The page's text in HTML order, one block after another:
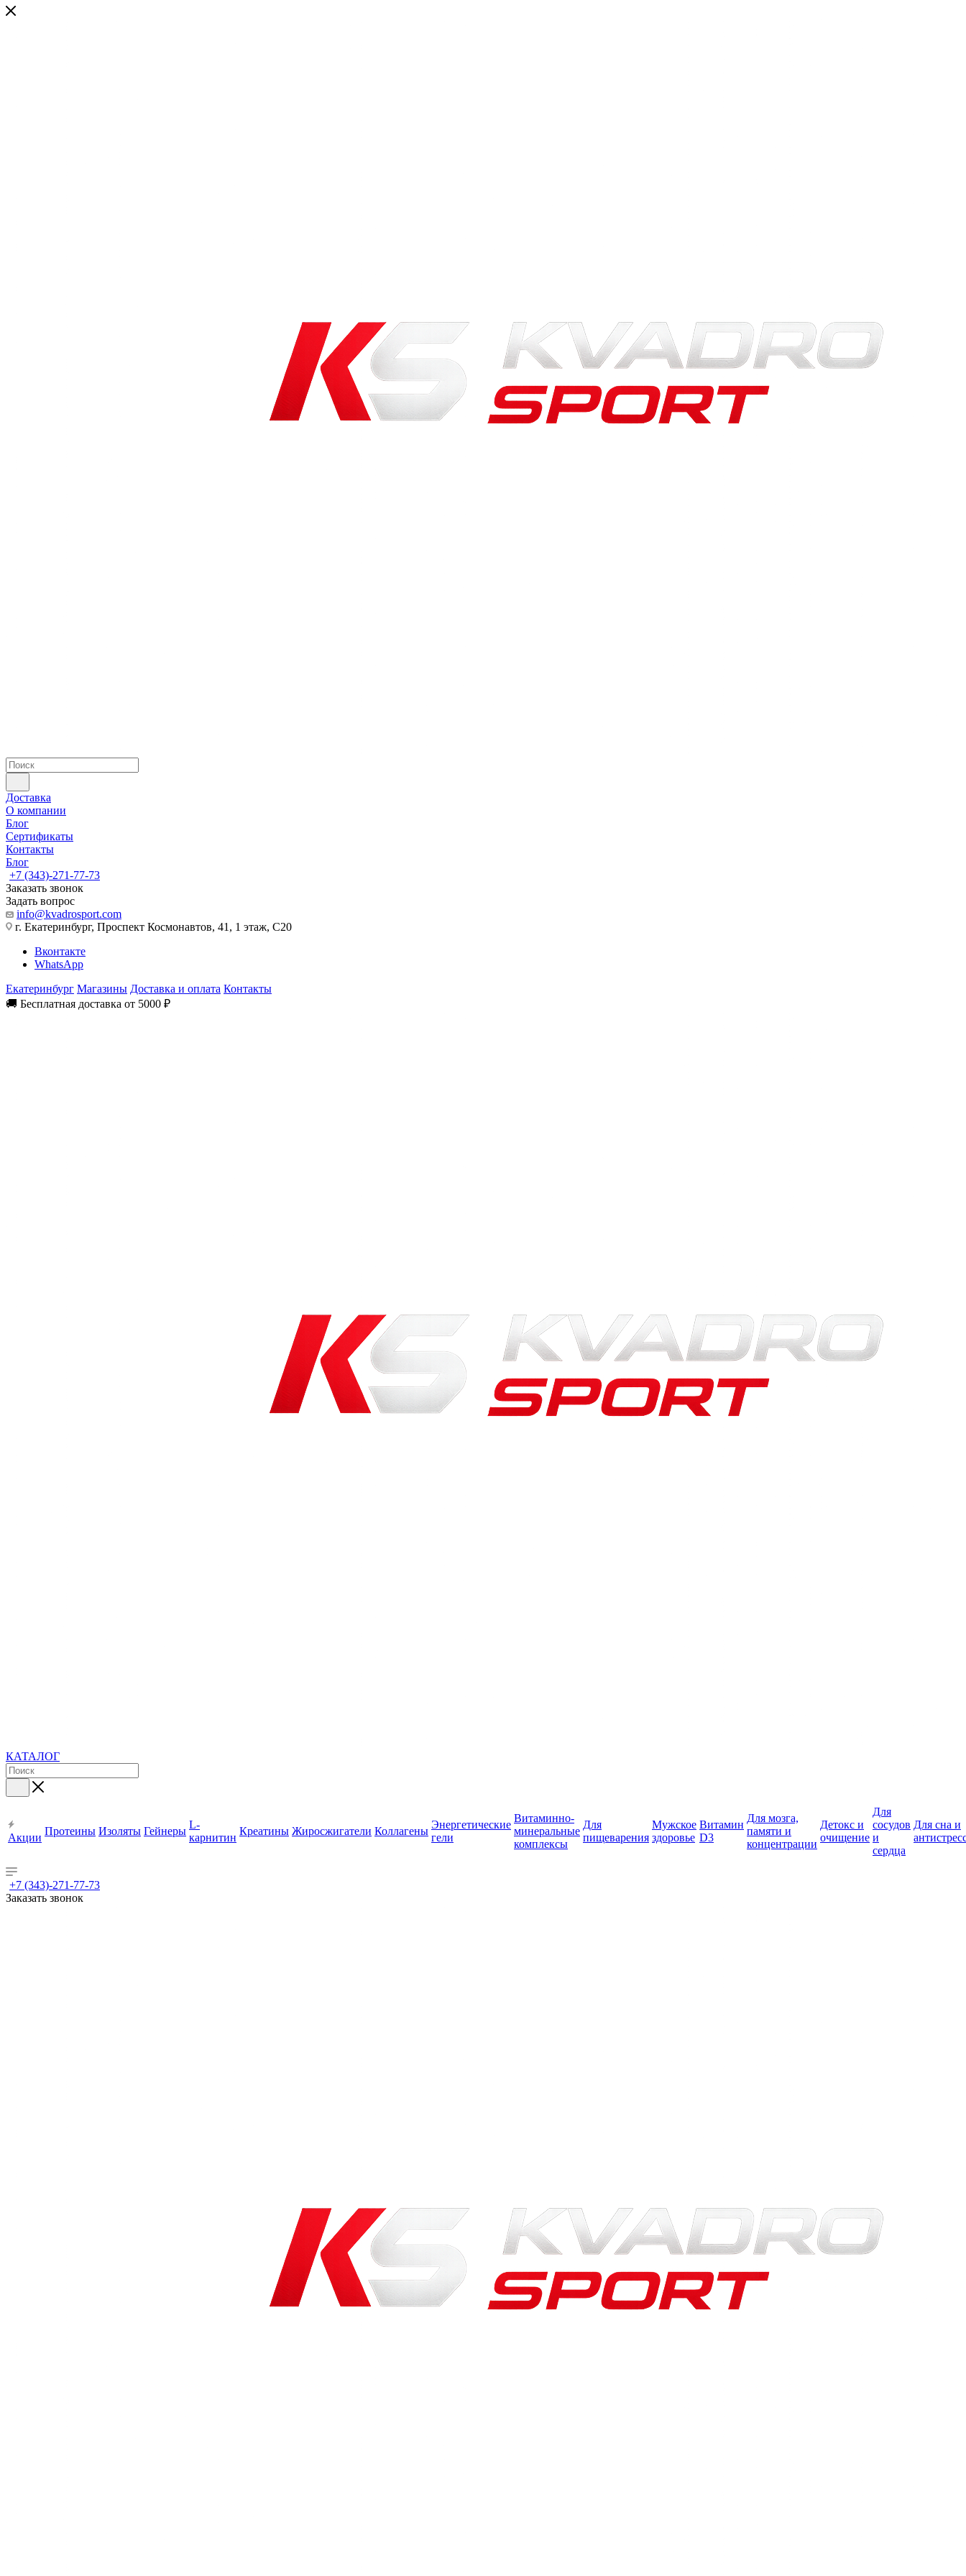
Доставка
О компании
Блог
Сертификаты
Контакты
Блог
+7 (343)-271-77-73
Заказать звонок
Задать вопрос
info@kvadrosport.com
г. Екатеринбург, Проспект Космонавтов, 41, 1 этаж, С20
Вконтакте
WhatsApp
Екатеринбург Магазины Доставка и оплата Контакты
🚚 Бесплатная доставка от 5000 ₽
КАТАЛОГ
Акции
Протеины Изоляты Гейнеры
L-
карнитин
Креатины Жиросжигатели Коллагены
Энергетические
гели
Витаминно-
минеральные
комплексы
Для
пищеварения
Мужское
здоровье
Витамин
D3
Для мозга,
памяти и
концентрации
Детокс и
очищение
Для
сосудов
и
сердца
Для сна и
+7 (343)-271-77-73
Заказать звонок